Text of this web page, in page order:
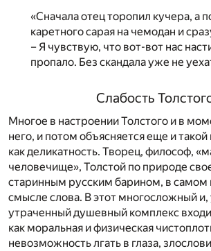
«Сначала отец торопил кучера, а
каретного сарая на чемодан и
– Я чувствую, что вот-вот нас
пропало. Без скандала уже не
Слабость
Многое в настроении Толстого и в
него, и потом объясняется еще и
как деликатность. Творец, философ,
человечище», Толстой по природе
старинным русским барином, в самом
смысле слова. В этот многосложный и,
утраченный душевный комплекс
как моральная и физическая
невозможность лгать в глаза,